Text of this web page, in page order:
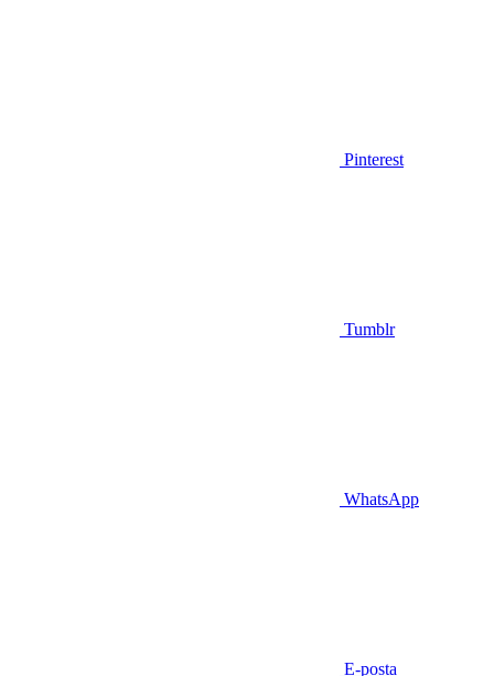
Pinterest
Tumblr
WhatsApp
E-posta